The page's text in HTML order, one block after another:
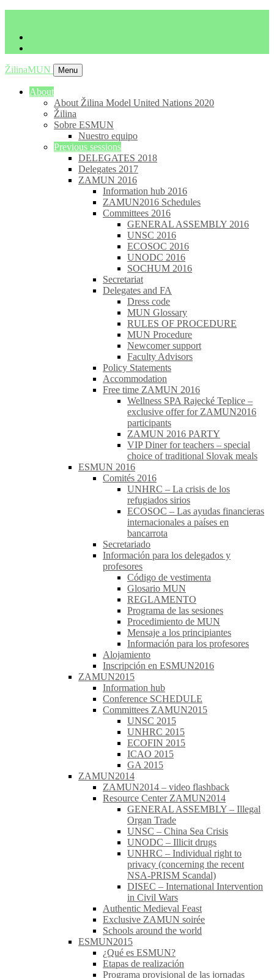
ŽilinaMUN Menu
About
About Žilina Model United Nations 2020
Žilina
Sobre ESMUN
Nuestro equipo
Previous sessions
DELEGATES 2018
Delegates 2017
ZAMUN 2016
Information hub 2016
ZAMUN2016 Schedules
Committees 2016
GENERAL ASSEMBLY 2016
UNSC 2016
ECOSOC 2016
UNODC 2016
SOCHUM 2016
Secretariat
Delegates and FA
Dress code
MUN Glossary
RULES OF PROCEDURE
MUN Procedure
Newcomer support
Faculty Advisors
Policy Statements
Accommodation
Free time ZAMUN 2016
Wellness SPA Rajecké Teplice –
exclusive offer for ZAMUN2016
participants
ZAMUN 2016 PARTY
VIP Diner for teachers – special
choice of traditional Slovak meals
ESMUN 2016
Comités 2016
UNHRC – La crisis de los
refugiados sirios
ECOSOC – Las ayudas financieras
internacionales a países en
bancarrota
Secretariado
Información para los delegados y
profesores
Código de vestimenta
Glosario MUN
REGLAMENTO
Programa de las sesiones
Procedimiento de MUN
Mensaje a los principiantes
Información para los profesores
Alojamiento
Inscripción en ESMUN2016
ZAMUN2015
Information hub
Conference SCHEDULE
Committees ZAMUN2015
UNSC 2015
UNHRC 2015
ECOFIN 2015
ICAO 2015
GA 2015
ZAMUN2014
ZAMUN2014 – video flashback
Resource Center ZAMUN2014
GENERAL ASSEMBLY – Illegal
Organ Trade
UNSC – China Sea Crisis
UNODC – Illicit drugs
UNHRC – Individual right to
privacy (concerning the recent
NSA-PRISM Scandal)
DISEC – International Intervention
in Civil Wars
Authentic Medieval Feast
Exclusive ZAMUN soirée
Schools around the world
ESMUN2015
¿Qué es ESMUN?
Etapas de realización
Programa provisional de las jornadas